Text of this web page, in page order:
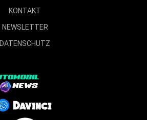
KONTAKT
NEWSLETTER
DATENSCHUTZ